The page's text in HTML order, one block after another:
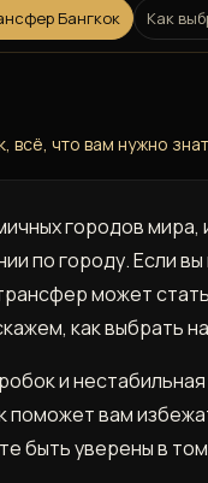
Бангкок Как
всё, что вам нужно
городов
по городу. Если
может
как выбрать
и
поможет вам
быть уверены в